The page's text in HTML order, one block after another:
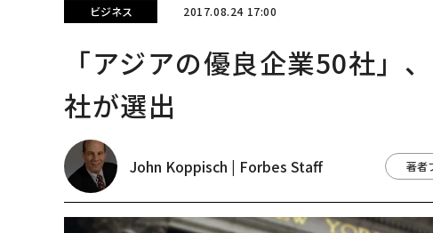
「誠実さ」は競争力にな
るか──WEOYモナコで
見た、くら寿司の経営哲
学
〈7.25(土)開催〉5年後
あるか。トップエグゼク
ティブのキャリアに触れ